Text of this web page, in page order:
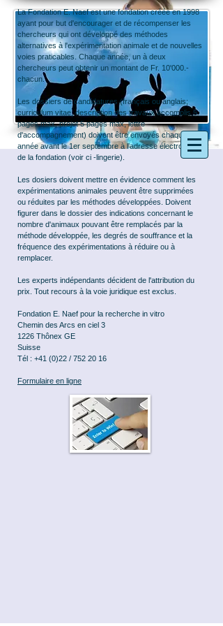
La Fondation E. Naef est une fondation créée en 1998
ayant pour but d'encourager et de récompenser les
chercheurs qui ont développé des méthodes
alternatives à l'expérimentation animale et de nouvelles
voies praticables. Chaque année, un à deux
chercheurs peut obtenir un montant de Fr. 10'000.-
chacun.
Les dossiers de candidatures (français ou anglais;
curriculum vitae, description des travaux accomplis 5
pages max, projet 5 pages max, lettre
d'accompagnement) doivent être envoyés chaque
année avant le 1er septembre à l'adresse électronique
de la fondation (voir ci -lingerie).
Les dosiers doivent mettre en évidence comment les
expérimentations animales peuvent être supprimées
ou réduites par les méthodes développées. Doivent
figurer dans le dossier des indications concernant le
nombre d'animaux pouvant être remplacés par la
méthode développée, les degrés de souffrance et la
fréquence des expérimentations à réduire ou à
remplacer.
Les experts indépendants décident de l'attribution du
prix. Tout recours à la voie juridique est exclus.
Fondation E. Naef pour la recherche in vitro
Chemin des Arcs en ciel 3
1226 Thônex GE
Suisse
Tél : +41 (0)22 / 752 20 16
Formulaire en ligne